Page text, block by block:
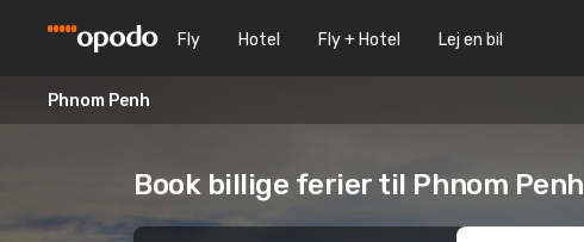
Fly Hotel Fly + Hotel Lej en bil
Phnom Penh
Book billige ferier til Phnom Penh